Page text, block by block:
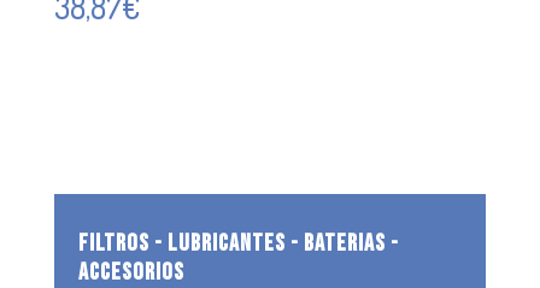
FILTROS - LUBRICANTES - BATERIAS -
ACCESORIOS